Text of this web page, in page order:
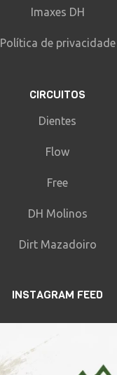
Imaxes DH
Política de privacidade
CIRCUITOS
Dientes
Flow
Free
DH Molinos
Dirt Mazadoiro
INSTAGRAM FEED